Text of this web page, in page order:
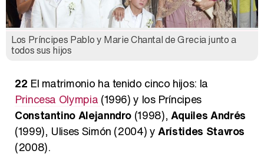
Los Príncipes Pablo y Marie Chantal de Grecia junto a
todos sus hijos
22 El matrimonio ha tenido cinco hijos: la
Princesa Olympia (1996) y los Príncipes
Constantino Alejanndro (1998), Aquiles Andrés
(1999), Ulises Simón (2004) yArístides Stavros
(2008).